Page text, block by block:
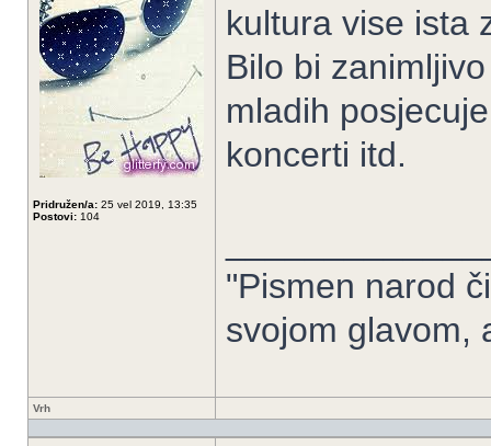
Pridružen/a: 25 vel 2019, 13:35
Postovi: 104
kultura vise ista
Bilo bi
mladih
koncerti itd.
"Pismen narod
svojom glavom,
Vrh